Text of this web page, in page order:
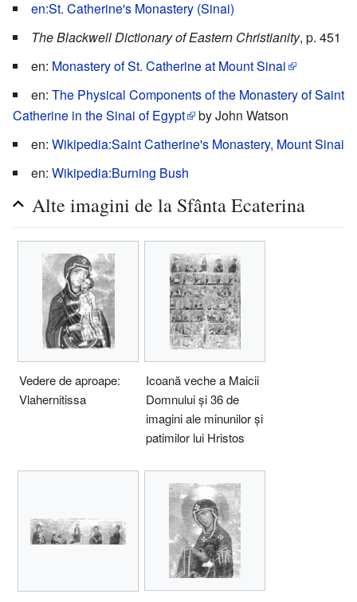
en:St. Catherine's Monastery (Sinai)
The Blackwell Dictionary of Eastern Christianity, p. 451
en: Monastery of St. Catherine at Mount Sinai
en: The Physical Components of the Monastery of Saint
Catherine in the Sinai of Egypt
by John Watson
en: Wikipedia:Saint Catherine's Monastery, Mount Sinai
en: Wikipedia:Burning Bush
Alte imagini de la Sfânta Ecaterina
Vedere de aproape:
Vlahernitissa
Icoană veche a Maicii
Domnului și 36 de
imagini ale minunilor și
patimilor lui Hristos